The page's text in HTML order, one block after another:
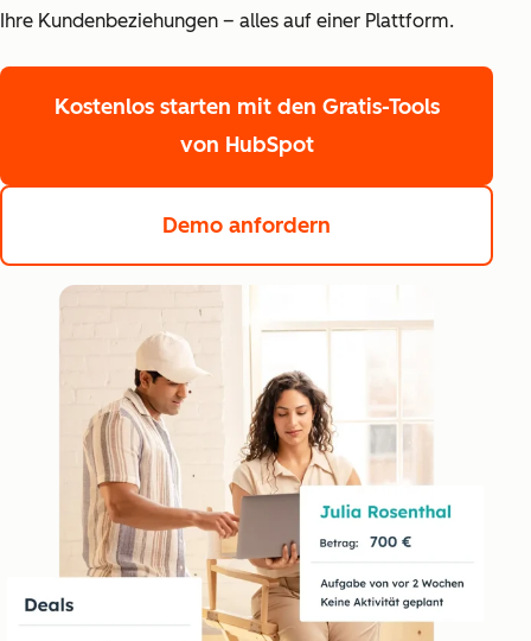
Ihre Kundenbeziehungen – alles auf einer Plattform.
Kostenlos starten mit den Gratis-Tools
von HubSpot
Demo anfordern